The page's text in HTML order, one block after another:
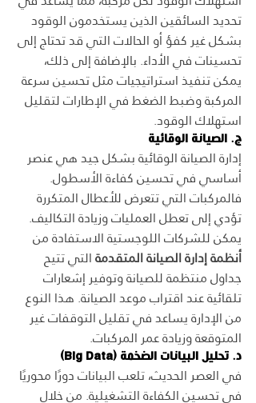
تحديد السائقين الذين يستخدمون الوقود
بشكل غير كفؤ أو الحالات التي قد تحتاج إلى
تحسينات في الأداء. بالإضافة إلى ذلك،
يمكن تنفيذ استراتيجيات مثل تحسين سرعة
المركبة وضبط الضغط في الإطارات لتقليل
استهلاك الوقود.
ج. الصيانة الوقائية
إدارة الصيانة الوقائية بشكل جيد هي عنصر
أساسي في تحسين كفاءة الأسطول.
فالمركبات التي تتعرض للأعطال المتكررة
تؤدي إلى تعطل العمليات وزيادة التكاليف.
يمكن للشركات اللوجستية الاستفادة من
أنظمة إدارة الصيانة المتقدمة التي تتيح
جداول منتظمة للصيانة وتوفير إشعارات
تلقائية عند اقتراب موعد الصيانة. هذا النوع
من الإدارة يساعد في تقليل التوقفات غير
المتوقعة وزيادة عمر المركبات.
د. تحليل البيانات الضخمة (Big Data)
في العصر الحديث، تلعب البيانات دورًا محوريًا
في تحسين الكفاءة التشغيلية. من خلال